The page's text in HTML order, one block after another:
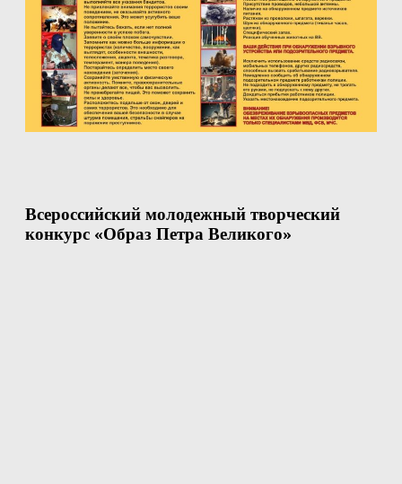
Всероссийский молодежный творческий
конкурс «Образ Петра Великого»